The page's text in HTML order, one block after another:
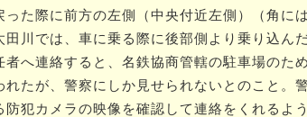
った際に前方の左側（中央付近左側）（角に
田川では、車に乗る際に後部側より乗り込
者へ連絡すると、名鉄協商管轄の駐車場のた
れたが、警察にしか見せられないとのこと。
防犯カメラの映像を確認して連絡をくれるよ